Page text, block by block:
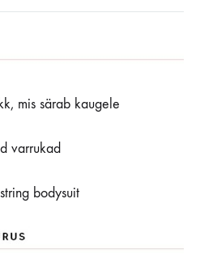
mis särab kaugele
varrukad
bodysuit